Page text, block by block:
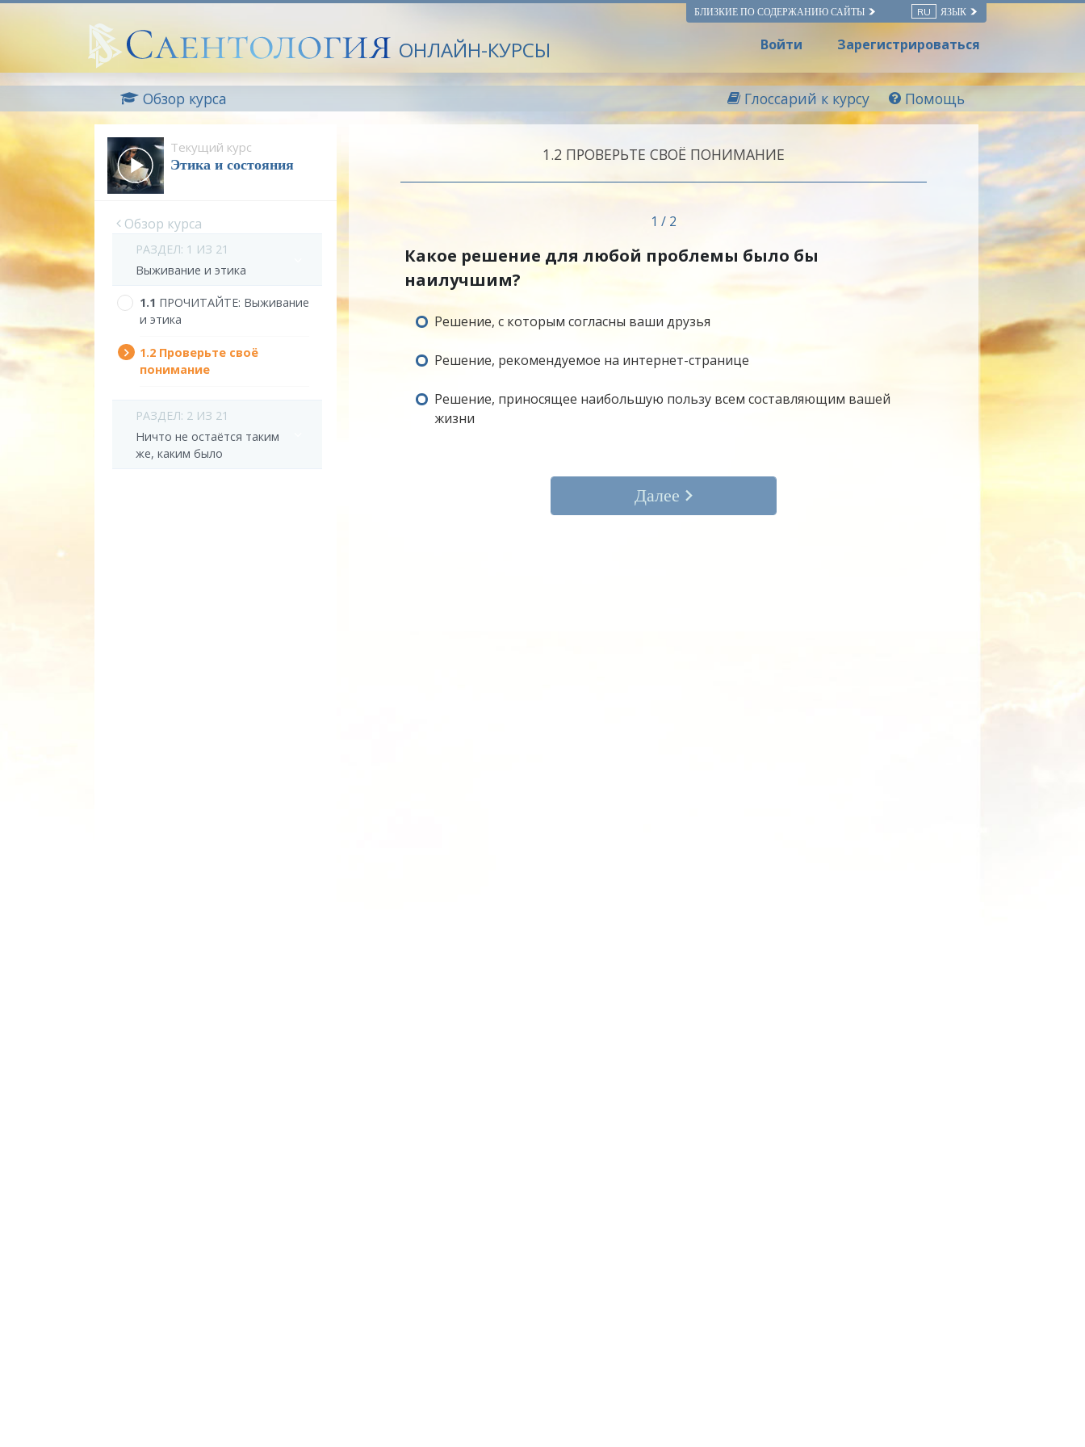
БЛИЗКИЕ ПО СОДЕРЖАНИЮ САЙТЫ RU ЯЗЫК
ОНЛАЙН-КУРСЫ Войти Зарегистрироваться
Обзор курса Глоссарий к курсу Помощь
Текущий курс
Этика и состояния
Обзор курса
РАЗДЕЛ: 1 ИЗ 21
Выживание и этика
1.‎1 ПРОЧИТАЙТЕ: Выживание
и этика
1.‎2 Проверьте своё
понимание
РАЗДЕЛ: 2 ИЗ 21
Ничто не остаётся таким
же, каким было
1.‎2 ПРОВЕРЬТЕ СВОЁ ПОНИМАНИЕ
1 / 2
Какое решение для любой проблемы было бы
наилучшим?
Решение, с которым согласны ваши друзья
Решение, рекомендуемое на интернет-странице
Решение, приносящее наибольшую пользу всем составляющим вашей
жизни
Далее